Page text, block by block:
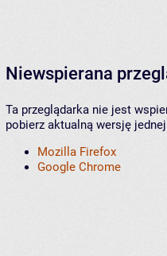
Niewspierana
Ta przeglądarka nie jest
pobierz aktualną wersję
Mozilla Firefox
Google Chrome